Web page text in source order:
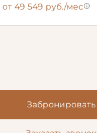
от 49 549 руб./мес
Забронировать